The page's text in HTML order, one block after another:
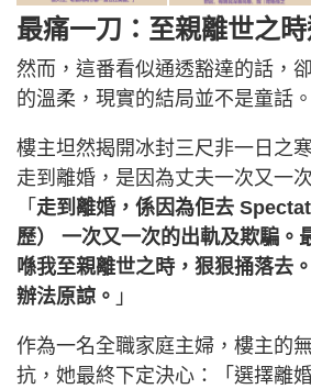
最痛一刀：至親離世之
然而，這番看似通透豁達的話，
的溫柔，現實的結局並不是童話。
樓主坦然揭開冰封三尺非一日之
走到離婚，是因為丈夫一次又一
「 走到離婚，係因為佢去
歷） 一次又一次的出軌及欺騙。
喺我至親離世之時，狠狠捅落去
辦法原諒。 」
作為一名全職家庭主婦，樓主的
抗，她最終下定決心：「選擇離